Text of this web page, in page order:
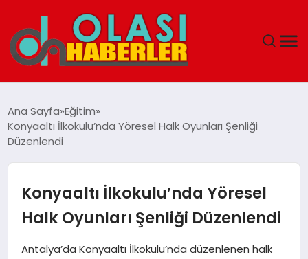
SPOR
TEKNOLOJI
Ana Sayfa Eğitim
Konyaaltı İlkokulu’nda Yöresel Halk Oyunları Şenliği
Düzenlendi
Konyaaltı İlkokulu’nda Yöresel
Halk Oyunları Şenliği Düzenlendi
Antalya’da Konyaaltı İlkokulu’nda düzenlenen halk